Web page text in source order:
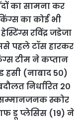
का सामना कर
का कोई भी
रविंद्र जडेजा
पहले टॉस हारकर
टीम ने कप्तान
हसी (नाबाद 5०)
निर्धारित 2०
सम्मानजनक स्कोर
डू प्लेसिस (19) ने